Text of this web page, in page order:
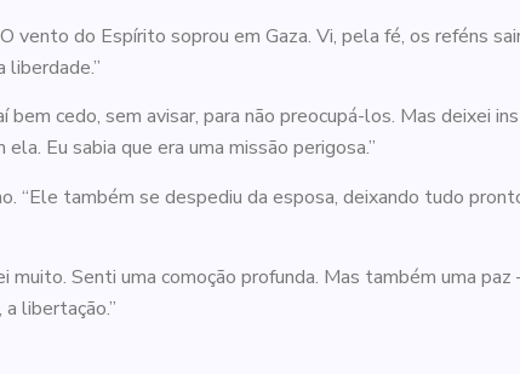
vento do Espírito soprou em Gaza. Vi, pela fé, os reféns
cedo, sem avisar, para não preocupá-los. Mas deixei
Eu sabia que era uma missão perigosa.”
“Ele também se despediu da esposa, deixando tudo
muito. Senti uma comoção profunda. Mas também uma
libertação.”